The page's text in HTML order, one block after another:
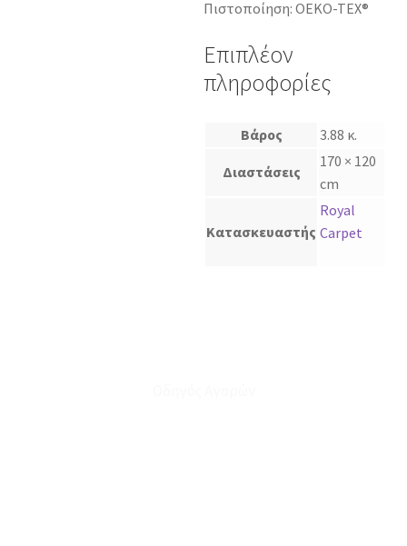
Πιστοποίηση: OEKO-TEX®
Επιπλέον
πληροφορίες
Βάρος 3.88 κ.
Διαστάσεις
170 × 120
cm
Κατασκευαστής
Royal
Carpet